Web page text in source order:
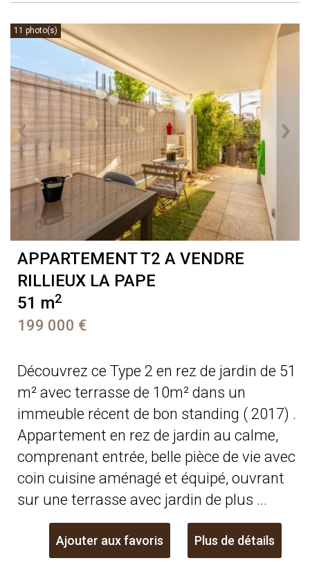
11 photo(s)
APPARTEMENT T2 A VENDRE
RILLIEUX LA PAPE
51 m2
199 000 €
Découvrez ce Type 2 en rez de jardin de 51
m² avec terrasse de 10m² dans un
immeuble récent de bon standing ( 2017) .
Appartement en rez de jardin au calme,
comprenant entrée, belle pièce de vie avec
coin cuisine aménagé et équipé, ouvrant
sur une terrasse avec jardin de plus ...
Ajouter aux favoris Plus de détails